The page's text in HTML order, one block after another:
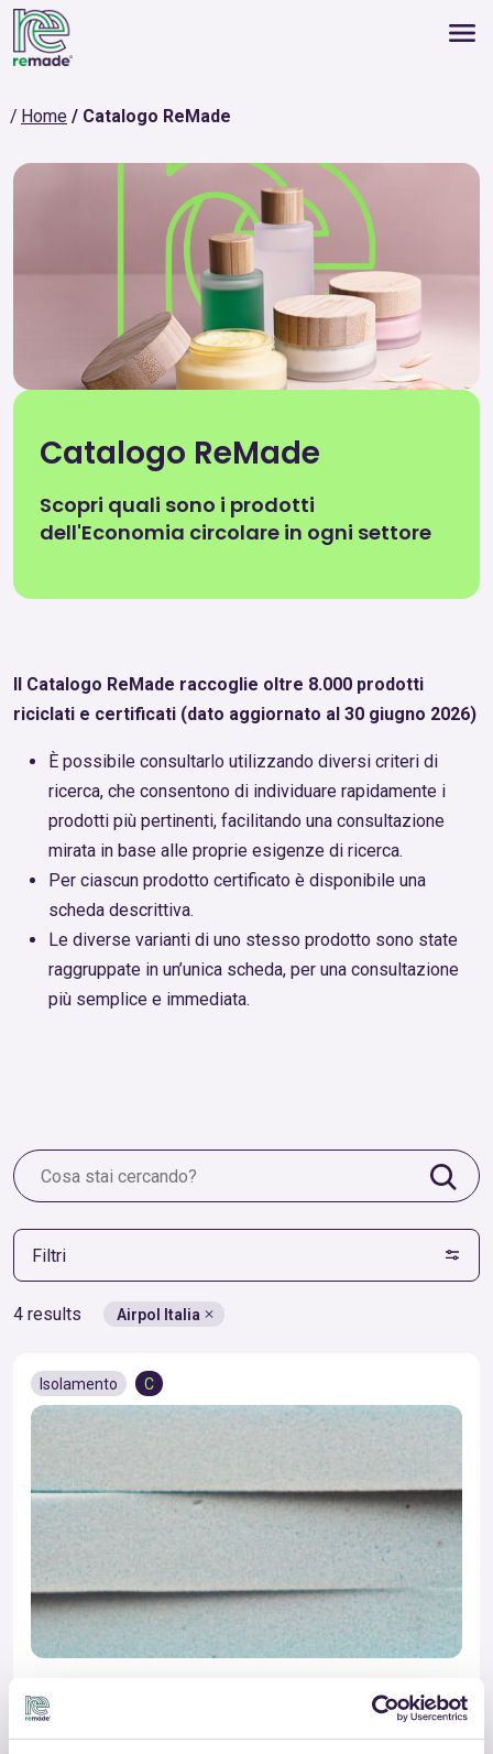
Home Catalogo ReMade
Catalogo ReMade
Scopri quali sono i prodotti
dell'Economia circolare in ogni settore
Il Catalogo ReMade raccoglie oltre 8.000 prodotti
riciclati e certificati (dato aggiornato al 30 giugno 2026)
È possibile consultarlo utilizzando diversi criteri di
ricerca, che consentono di individuare rapidamente i
prodotti più pertinenti, facilitando una consultazione
mirata in base alle proprie esigenze di ricerca.
Per ciascun prodotto certificato è disponibile una
scheda descrittiva.
Le diverse varianti di uno stesso prodotto sono state
raggruppate in un’unica scheda, per una consultazione
più semplice e immediata.
Filtri
4 results Airpol Italia
Isolamento C
aircam-LAST 100 / 200